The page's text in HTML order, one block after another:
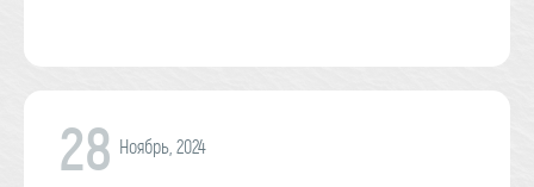
28 Ноябрь, 2024